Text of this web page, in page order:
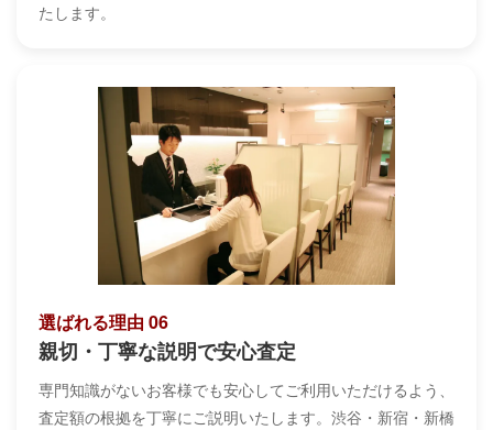
たします。
選ばれる理由 06
親切・丁寧な説明で安心査定
専門知識がないお客様でも安心してご利用いただけるよう、
査定額の根拠を丁寧にご説明いたします。渋谷・新宿・新橋